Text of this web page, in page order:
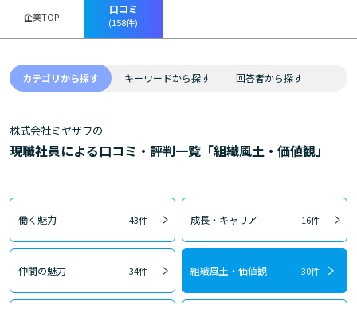
企業TOP
口コミ
(158件)
カテゴリから探す キーワードから探す 回答者から探す
株式会社ミヤザワの
現職社員による口コミ・評判一覧「組織風土・価値観」
働く魅力 43件 成長・キャリア 16件
仲間の魅力 34件 組織風土・価値観 30件